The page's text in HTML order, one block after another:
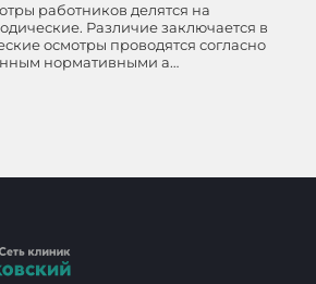
работников делятся на
Различие заключается в
осмотры проводятся согласно
нормативными а…